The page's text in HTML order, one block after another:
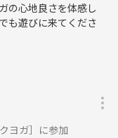
の心地良さを体感し
も遊びに来てくださ
ヨガ］に参加